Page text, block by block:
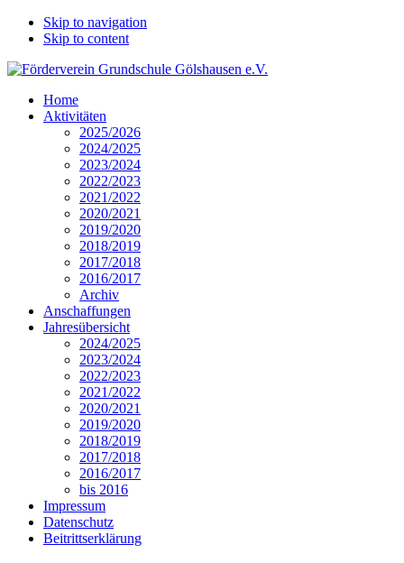
Skip to navigation
Skip to content
Home
Aktivitäten
2025/2026
2024/2025
2023/2024
2022/2023
2021/2022
2020/2021
2019/2020
2018/2019
2017/2018
2016/2017
Archiv
Anschaffungen
Jahresübersicht
2024/2025
2023/2024
2022/2023
2021/2022
2020/2021
2019/2020
2018/2019
2017/2018
2016/2017
bis 2016
Impressum
Datenschutz
Beitrittserklärung